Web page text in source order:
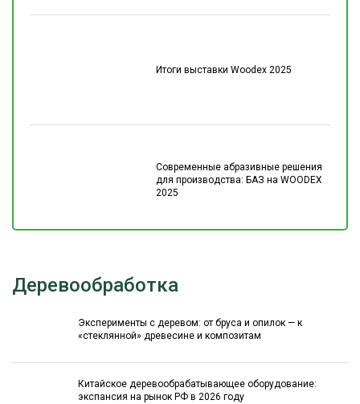
Итоги выставки Woodex 2025
Современные абразивные решения
для производства: БАЗ на WOODEX
2025
Деревообработка
Эксперименты с деревом: от бруса и опилок — к
«стеклянной» древесине и композитам
Китайское деревообрабатывающее оборудование:
экспансия на рынок РФ в 2026 году